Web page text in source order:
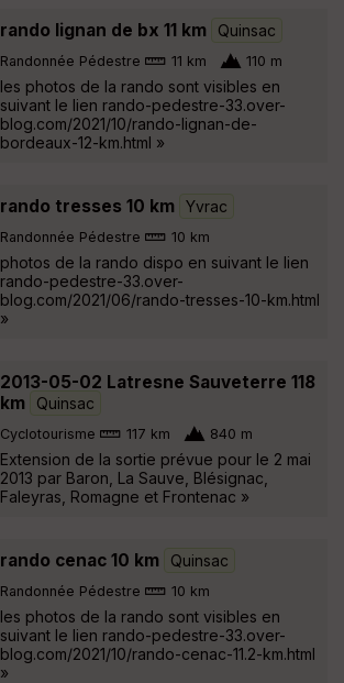
rando lignan de bx 11 km Quinsac
Randonnée Pédestre 11 km 110 m
les photos de la rando sont visibles en
suivant le lien rando-pedestre-33.over-
blog.com/2021/10/rando-lignan-de-
bordeaux-12-km.html »
rando tresses 10 km Yvrac
Randonnée Pédestre 10 km
photos de la rando dispo en suivant le lien
rando-pedestre-33.over-
blog.com/2021/06/rando-tresses-10-km.html
»
2013-05-02 Latresne Sauveterre 118
km
Quinsac
Cyclotourisme 117 km 840 m
Extension de la sortie prévue pour le 2 mai
2013 par Baron, La Sauve, Blésignac,
Faleyras, Romagne et Frontenac »
rando cenac 10 km Quinsac
Randonnée Pédestre 10 km
les photos de la rando sont visibles en
suivant le lien rando-pedestre-33.over-
blog.com/2021/10/rando-cenac-11.2-km.html
»